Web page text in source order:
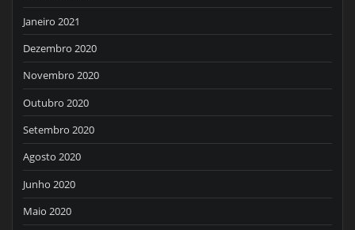
Janeiro 2021
Dezembro 2020
Novembro 2020
Outubro 2020
Setembro 2020
Agosto 2020
Junho 2020
Maio 2020